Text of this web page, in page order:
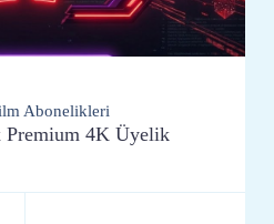
Abonelikleri
Premium 4K Üyelik